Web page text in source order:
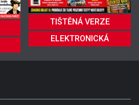
TIŠTĚNÁ VERZE
ELEKTRONICKÁ